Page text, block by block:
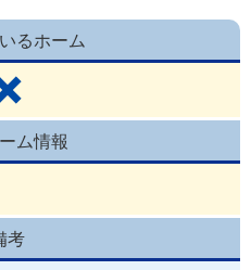
るホーム
ム情報
考